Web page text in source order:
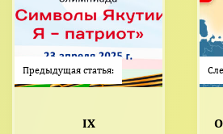
Предыдущая статья:
IX